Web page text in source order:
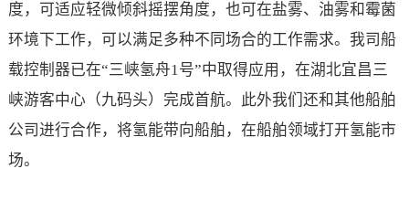
度，可适应轻微倾斜摇摆角度，也可在盐雾、油雾和霉菌
环境下工作，可以满足多种不同场合的工作需求。我司船
载控制器已在“三峡氢舟1号”中取得应用，在湖北宜昌三
峡游客中心（九码头）完成首航。此外我们还和其他船舶
公司进行合作，将氢能带向船舶，在船舶领域打开氢能市
场。